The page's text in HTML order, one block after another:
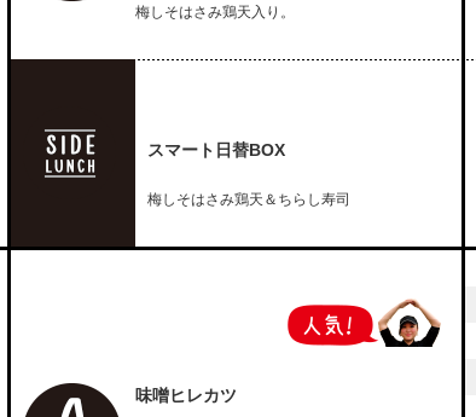
梅しそはさみ鶏天入り。
スマート日替BOX
梅しそはさみ鶏天＆ちらし寿司
味噌ヒレカツ